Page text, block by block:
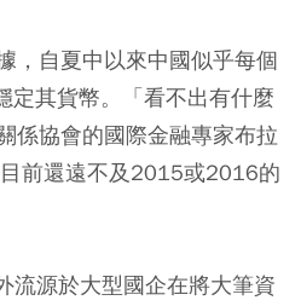
，自夏中以來中國似乎每個
定其貨幣。「看不出有什麼
係協會的國際金融專家布拉
前還遠不及2015或2016的
源於大型國企在將大筆資